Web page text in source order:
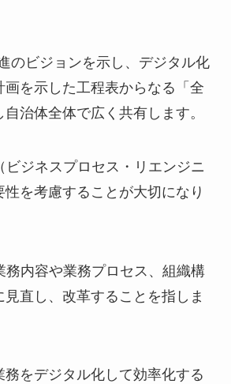
のビジョンを示し、デジタル化
画を示した工程表からなる「全
治体全体で広く共有します。
ビジネスプロセス・リエンジニ
を考慮することが大切になり
務内容や業務プロセス、組織構
直し、改革することを指しま
をデジタル化して効率化する